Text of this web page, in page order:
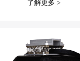
了解更多 >